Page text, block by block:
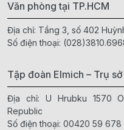
Văn phòng tại TP.HCM
Địa chỉ: Tầng 3, số 402
Số điện thoại:
Tập đoàn Elmich – Trụ
Địa chỉ: U Hrubku 1570
Republic
Số điện thoại: 00420 59 678